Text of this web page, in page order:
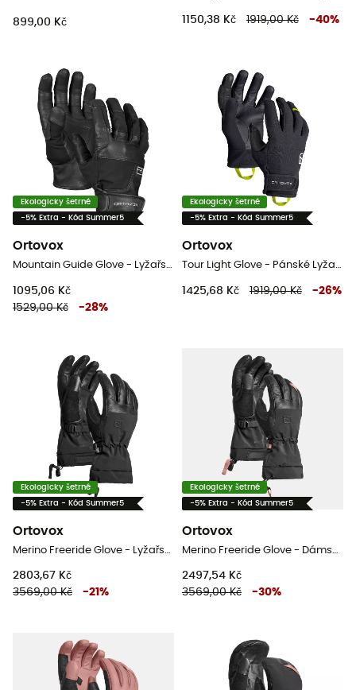
899,00 Kč 1150,38 Kč 1919,00 Kč -40%
Ekologicky šetrné
-5% Extra - Kód Summer5
Ortovox
Mountain Guide Glove - Lyžařské rukavice
1095,06 Kč
1529,00 Kč
-28%
Ekologicky šetrné
-5% Extra - Kód Summer5
Ortovox
Tour Light Glove - Pánské Lyžařské rukavice
1425,68 Kč 1919,00 Kč -26%
Ekologicky šetrné
-5% Extra - Kód Summer5
Ortovox
Merino Freeride Glove - Lyžařské rukavice
2803,67 Kč
3569,00 Kč
-21 %
Ekologicky šetrné
-5% Extra - Kód Summer5
Ortovox
Merino Freeride Glove - Dámské Lyžařské rukavice
2497,54 Kč
3569,00 Kč
-30%